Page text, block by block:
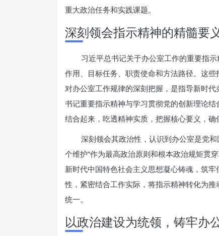
重大政治任务和实践课题。
深刻领会指示精神的精髓要
习近平总书记关于办公室工作的重要指
作用、目标任务、职责使命和方法路径。这
对办公室工作规律的深刻把握，是指导新时
书记重要指示精神与学习贯彻党的创新理论
结合起来，吃透精神实质，把握核心要义，确
深刻领会其政治性，认识到办公室是党
个维护”作为最高政治原则和根本政治规矩贯
新时代中国特色社会主义思想凝心铸魂，筑
性，紧密结合工作实际，将指示精神转化为
统一。
以政治建设为统领，铸牢办